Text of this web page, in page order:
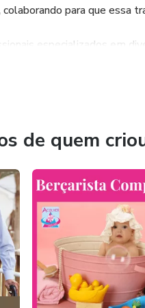
para que essa
especializados em
fisioterapia,
de quem